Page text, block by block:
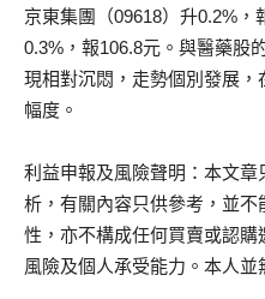
京東集團（09618）升0.2%，
0.3%，報106.8元。與醫藥股
現相對沉悶，走勢個別發展
幅度。
利益申報及風險聲明：本文
析，有關內容只供參考，並
性，亦不構成任何買賣或認
風險及個人承受能力。本人並